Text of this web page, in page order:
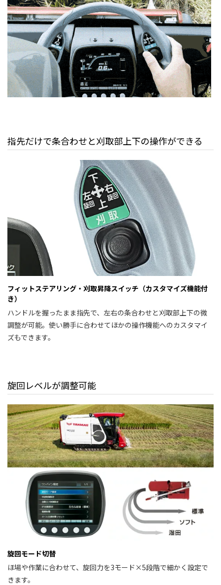
指先だけで条合わせと刈取部上下の操作ができる
フィットステアリング・刈取昇降スイッチ（カスタマイズ機能付
き）
ハンドルを握ったまま指先で、左右の条合わせと刈取部上下の微
調整が可能。使い勝手に合わせてほかの操作機能へのカスタマイ
ズもできます。
旋回レベルが調整可能
旋回モード切替
ほ場や作業に合わせて、旋回力を3モード×5段階で細かく設定で
きます。